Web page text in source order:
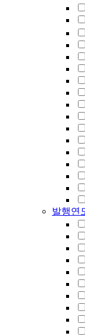
발행연